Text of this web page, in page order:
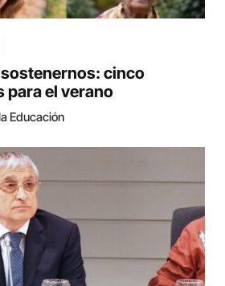
cinco
para el verano
Educación